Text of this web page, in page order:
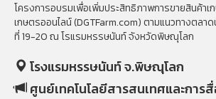
โครงการอบรมเพื่อเพิ่มประสิทธิภาพการขายสินค้า
เกษตรออนไลน์ (DGTFarm.com) ตามแนวทางตลา
ที่ 19-20 ณ โรแรมหรรษนันท์ จังหวัดพิษณุโลก
โรงแรมหรรษนันท์ จ.พิษณุโลก
ศูนย์เทคโนโลยีสารสนเทศและการ